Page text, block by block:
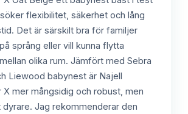
flexibilitet, säkerhet och lång
Det är särskilt bra för familjer
språng eller vill kunna flytta
olika rum. Jämfört med Sebra
Liewood babynest är Najell
X mer mångsidig och robust, men
Jag rekommenderar den